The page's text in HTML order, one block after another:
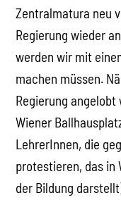
Zentralmatura neu
Regierung wieder
werden wir mit
machen müssen.
Regierung angelobt
Wiener
LehrerInnen, die
protestieren, das in
der Bildung